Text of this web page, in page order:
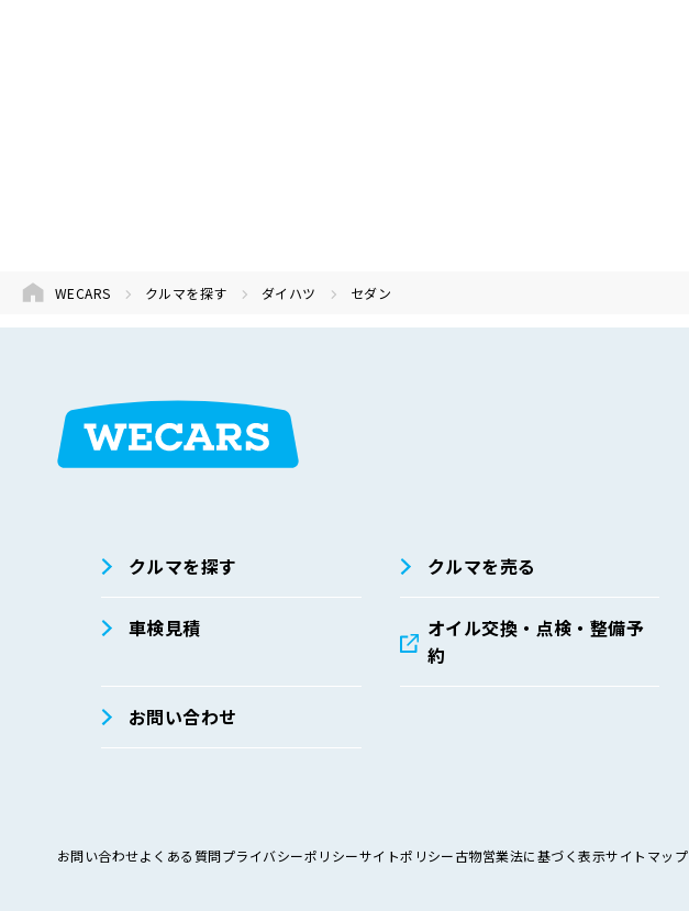
WECARS クルマを探す ダイハツ セダン
クルマを探す クルマを売る
車検見積
オイル交換・点検・整備予
約
お問い合わせ
お問い合わせよくある質問プライバシーポリシーサイトポリシー古物営業法に基づく表示サイトマップ